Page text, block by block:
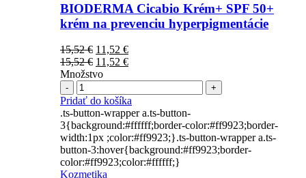
BIODERMA Cicabio Krém+ SPF 50+
krém na prevenciu hyperpigmentácie
15,52€ Pôvodná
cena
bola:
11,52 €Aktuálna
cena
15,52€ Pôvodná
cena
15,52 €.
11,52 €Aktuálna
11,52 €.
Množstvo
Počet
Pridať do košíka
.ts-button-wrapper a.ts-button-
3{background:#ffffff;border-color:#ff9923;border-
width:1px ;color:#ff9923;}.ts-button-wrapper a.ts-
button-3:hover{background:#ff9923;border-
color:#ff9923;color:#ffffff;}
Kozmetika